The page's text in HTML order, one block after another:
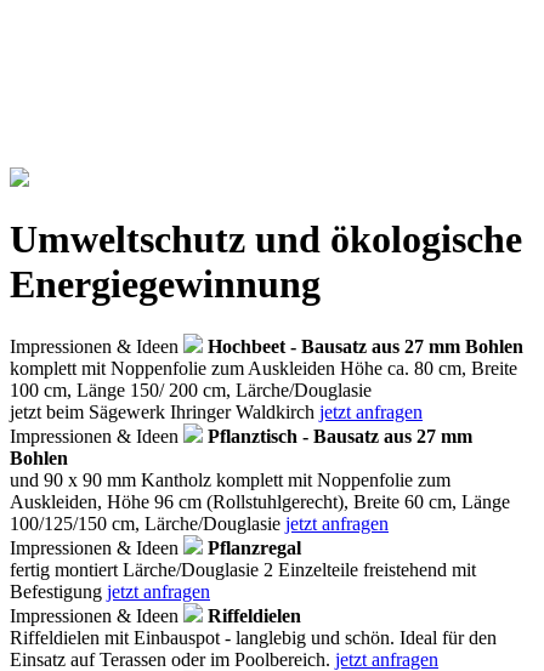
Umweltschutz und ökologische
Energiegewinnung
Impressionen & Ideen
Hochbeet - Bausatz aus 27 mm Bohlen
komplett mit Noppenfolie zum Auskleiden Höhe ca. 80 cm, Breite
100 cm, Länge 150/ 200 cm, Lärche/Douglasie
jetzt beim Sägewerk Ihringer Waldkirch jetzt anfragen
Impressionen & Ideen
Pflanztisch - Bausatz aus 27 mm
Bohlen
und 90 x 90 mm Kantholz komplett mit Noppenfolie zum
Auskleiden, Höhe 96 cm (Rollstuhlgerecht), Breite 60 cm, Länge
100/125/150 cm, Lärche/Douglasie jetzt anfragen
Impressionen & Ideen
Pflanzregal
fertig montiert Lärche/Douglasie 2 Einzelteile freistehend mit
Befestigung jetzt anfragen
Impressionen & Ideen
Riffeldielen
Riffeldielen mit Einbauspot - langlebig und schön. Ideal für den
Einsatz auf Terassen oder im Poolbereich. jetzt anfragen